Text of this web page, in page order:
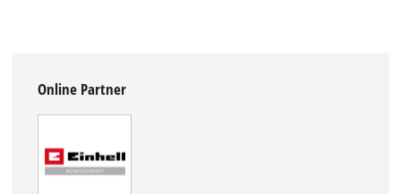
Online Partner